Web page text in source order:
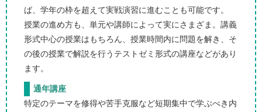
ば、学年の枠を超えて実戦演習に進むことも可能です。
授業の進め方も、単元や講師によって実にさまざま。講義
形式中心の授業はもちろん、授業時間内に問題を解き、そ
の後の授業で解説を行うテストゼミ形式の講座などがあり
ます。
通年講座
特定のテーマを修得や苦手克服など短期集中で学ぶべき内